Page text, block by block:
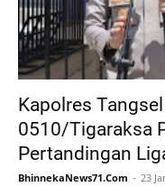
Kapolres
0510/Tigaraksa
Pertandingan
BhinnekaNews71.Com 23